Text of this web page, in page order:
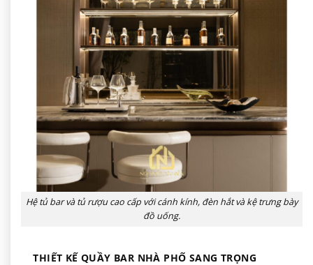
Hệ tủ bar và tủ rượu cao cấp với cánh kính, đèn hắt và kệ trưng bày
đồ uống.
THIẾT KẾ QUẦY BAR NHÀ PHỐ SANG TRỌNG